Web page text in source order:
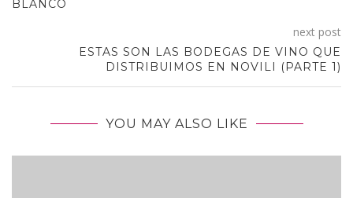
BLANCO
next post
ESTAS SON LAS BODEGAS DE VINO QUE
DISTRIBUIMOS EN NOVILI (PARTE 1)
YOU MAY ALSO LIKE